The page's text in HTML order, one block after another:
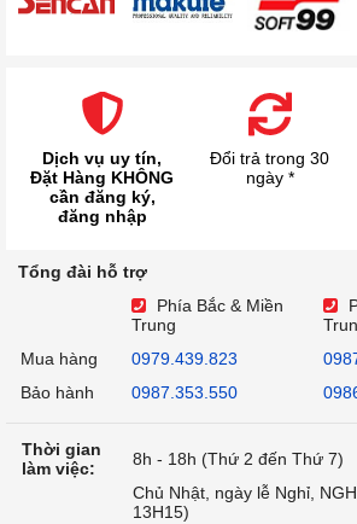
Dịch vụ uy tín,
Đặt Hàng KHÔNG
cần đăng ký,
đăng nhập
Đổi trả trong 30
ngày *
Tổng đài hỗ trợ
Phía Bắc & Miền
Trung
Mua hàng
0979.439.823
Bảo hành
0987.353.550
Thời gian
làm việc:
8h - 18h (Thứ 2 đến Thứ 7)
Chủ Nhật, ngày lễ Nghỉ,
13H15)